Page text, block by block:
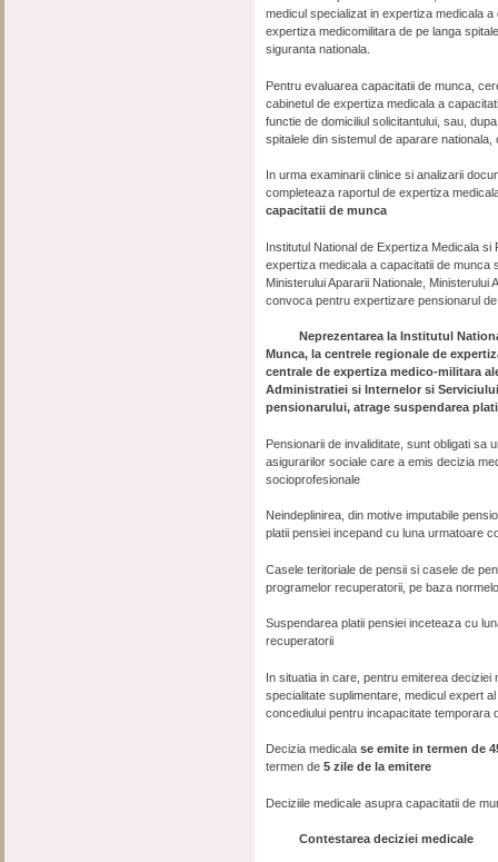
medicul specializat in expertiza medicala
expertiza medicomilitara de pe langa
siguranta nationala.
Pentru evaluarea capacitatii de munca,
cabinetul de expertiza medicala a
functie de domiciliul solicitantului, sau,
spitalele din sistemul de aparare
In urma examinarii clinice si analizarii
completeaza raportul de expertiza
capacitatii de munca
Institutul National de Expertiza Medicala
expertiza medicala a capacitatii de munca
Ministerului Apararii Nationale,
convoca pentru expertizare pensionarul
Neprezentarea la Institutul National
Munca, la centrele regionale de
centrale de expertiza medico-militara
Administratiei si Internelor si
pensionarului, atrage suspendarea
Pensionarii de invaliditate, sunt obligati sa
asigurarilor sociale care a emis decizia
socioprofesionale
Neindeplinirea, din motive imputabile
platii pensiei incepand cu luna urmatoare
Casele teritoriale de pensii si casele de
programelor recuperatorii, pe baza
Suspendarea platii pensiei inceteaza cu
recuperatorii
In situatia in care, pentru emiterea
specialitate suplimentare, medicul expert
concediului pentru incapacitate temporara
Decizia medicalase emite in termen de
termen de5 zile de la emitere
Deciziile medicale asupra capacitatii de
Contestarea deciziei medicale